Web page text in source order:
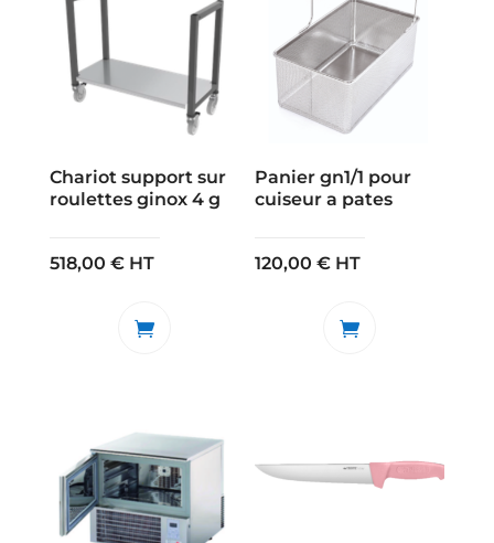
Chariot support sur
roulettes ginox 4 g
518,00 € HT
Panier gn1/1 pour
cuiseur a pates
120,00€ HT